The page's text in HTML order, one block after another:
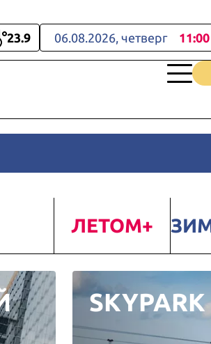
23.9 06.08.2026, четверг
ЛЕТОМ
SKYPARK